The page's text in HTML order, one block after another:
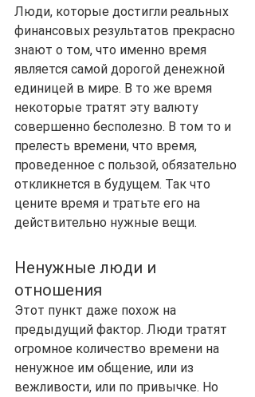
Люди, которые достигли реальных
финансовых результатов прекрасно
знают о том, что именно время
является самой дорогой денежной
единицей в мире. В то же время
некоторые тратят эту валюту
совершенно бесполезно. В том то и
прелесть времени, что время,
проведенное с пользой, обязательно
откликнется в будущем. Так что
цените время и тратьте его на
действительно нужные вещи.
Ненужные люди и
отношения
Этот пункт даже похож на
предыдущий фактор. Люди тратят
огромное количество времени на
ненужное им общение, или из
вежливости, или по привычке. Но